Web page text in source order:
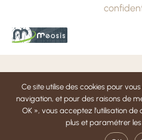
Ce site utilise des cookies pour
navigation, et pour des raisons de
OK », vous acceptez l’utilisation de
plus et paramétrer les